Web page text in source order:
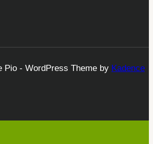
Pio - WordPress Theme by Kadence